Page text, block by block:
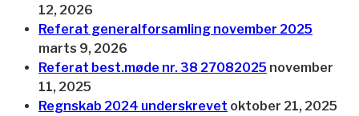
12, 2026
Referat generalforsamling november 2025
marts 9, 2026
Referat best.møde nr. 38 27082025 november
11, 2025
Regnskab 2024 underskrevet oktober 21, 2025